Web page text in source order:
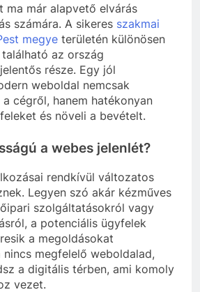
ma már alapvető elvárás
számára. A sikeres szakmai
megye területén különösen
az ország
része. Egy jól
weboldal nemcsak
cégről, hanem hatékonyan
és növeli a bevételt.
a webes jelenlét?
rendkívül változatos
Legyen szó akár kézműves
szolgáltatásokról vagy
a potenciális ügyfelek
a megoldásokat
nincs megfelelő weboldalad,
a digitális térben, ami komoly
vezet.